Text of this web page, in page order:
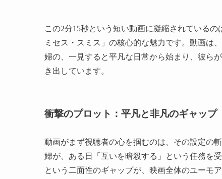
この2分15秒という短い動画に凝縮されている
ミセス・スミス」の核心的な魅力です。動画は
婦の、一見すると平凡な日常から始まり、彼ら
き出しています。
衝撃のプロット：平凡と非凡のギャップ
動画がまず視聴者の心を掴むのは、その設定の
婦が、ある日「互いを暗殺する」という任務を
という二面性のギャップが、映画全体のユーモ